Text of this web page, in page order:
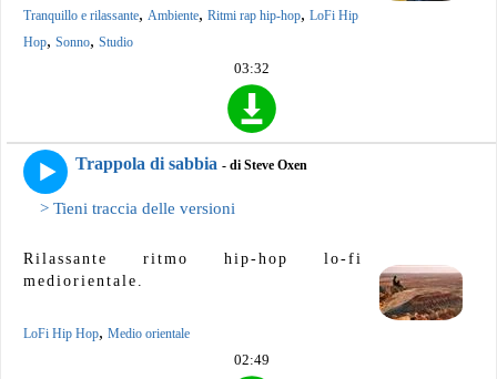
Tranquillo e rilassante, Ambiente, Ritmi rap hip-hop, LoFi Hip
Hop, Sonno, Studio
03:32
Trappola di sabbia - di Steve Oxen
> Tieni traccia delle versioni
Rilassante ritmo hip-hop lo-fi
mediorientale.
LoFi Hip Hop, Medio orientale
02:49